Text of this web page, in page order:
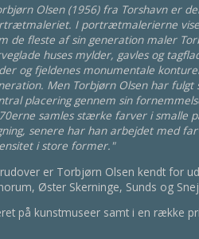
Olsen (1956) fra Torshavn er
I portrætmalerierne
de fleste af sin generation maler
huses mylder, gavles og
og fjeldenes monumentale
Men Torbjørn Olsen har
placering gennem sin
samles stærke farver i smalle
senere har han arbejdet med
i store former."
er Torbjørn Olsen kendt for
Øster Skerninge, Sunds og
på kunstmuseer samt i en række